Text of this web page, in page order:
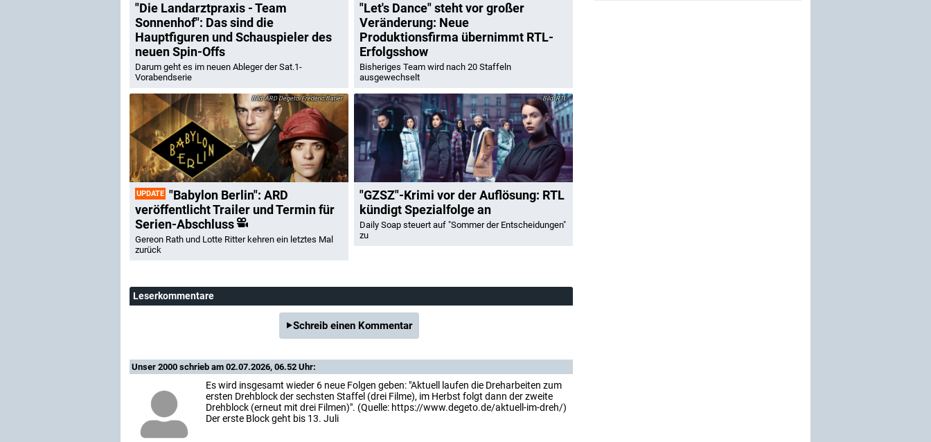
"Die Landarztpraxis - Team
Sonnenhof": Das sind die
Hauptfiguren und Schauspieler des
neuen Spin-Offs
Darum geht es im neuen Ableger der Sat.1-
Vorabendserie
"Let's Dance" steht vor großer
Veränderung: Neue
Produktionsfirma übernimmt RTL-
Erfolgsshow
Bisheriges Team wird nach 20 Staffeln
ausgewechselt
ARD Degeto/Frédéric Batier
UPDATE "Babylon Berlin": ARD
veröffentlicht Trailer und Termin für
Serien-Abschluss
Gereon Rath und Lotte Ritter kehren ein letztes Mal
zurück
RTL
"GZSZ"-Krimi vor der Auflösung: RTL
kündigt Spezialfolge an
Daily Soap steuert auf "Sommer der Entscheidungen"
zu
Leserkommentare
Schreib einen Kommentar
Unser 2000 schrieb am 02.07.2026, 06.52 Uhr:
Es wird insgesamt wieder 6 neue Folgen geben: "Aktuell laufen die Dreharbeiten zum
ersten Drehblock der sechsten Staffel (drei Filme), im Herbst folgt dann der zweite
Drehblock (erneut mit drei Filmen)". (Quelle: https://www.degeto.de/aktuell-im-dreh/)
Der erste Block geht bis 13. Juli